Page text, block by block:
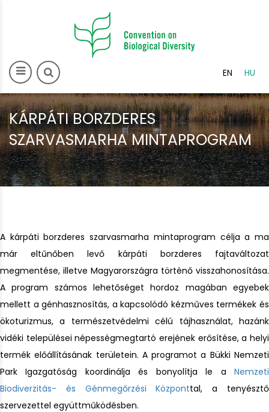
EN HU
KÁRPÁTI BORZDERES
SZARVASMARHA MINTAPROGRAM
A kárpáti borzderes szarvasmarha mintaprogram célja a ma
már eltűnőben levő kárpáti borzderes fajtaváltozat
megmentése, illetve Magyarországra történő visszahonosítása.
A program számos lehetőséget hordoz magában egyebek
mellett a génhasznosítás, a kapcsolódó kézműves termékek és
ökoturizmus, a természetvédelmi célú tájhasználat, hazánk
vidéki települései népességmegtartó erejének erősítése, a helyi
termék előállításának területein. A programot a Bükki Nemzeti
Park Igazgatóság koordinálja és bonyolítja le a Nemzeti
Biodiverzitás- és Génmegőrzési Központtal, a tenyésztő
szervezettel együttműködésben.